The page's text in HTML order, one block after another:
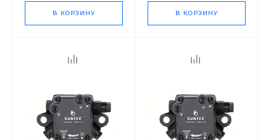
В КОРЗИНУ В КОРЗИНУ